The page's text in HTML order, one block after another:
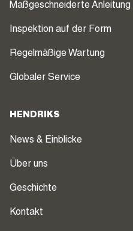
Maßgeschneiderte Anleitung
Inspektion auf der Form
Regelmäßige Wartung
Globaler Service
HENDRIKS
News & Einblicke
Über uns
Geschichte
Kontakt